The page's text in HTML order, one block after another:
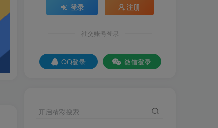
登录 注册
社交账号登录
QQ登录 微信登录
开启精彩搜索